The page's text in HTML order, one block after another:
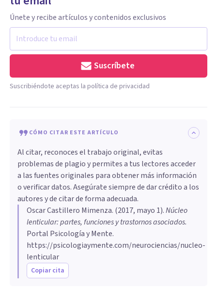
Únete y recibe artículos y contenidos exclusivos
Suscríbete
Suscribiéndote aceptas la política de privacidad
CÓMO CITAR ESTE ARTÍCULO
Al citar, reconoces el trabajo original, evitas
problemas de plagio y permites a tus lectores acceder
a las fuentes originales para obtener más información
o verificar datos. Asegúrate siempre de dar crédito a los
autores y de citar de forma adecuada.
Oscar Castillero Mimenza. (2017, mayo 1).Núcleo
lenticular: partes, funciones y trastornos asociados.
Portal Psicología y Mente.
https://psicologiaymente.com/neurociencias/nucleo-
lenticular
Copiar cita